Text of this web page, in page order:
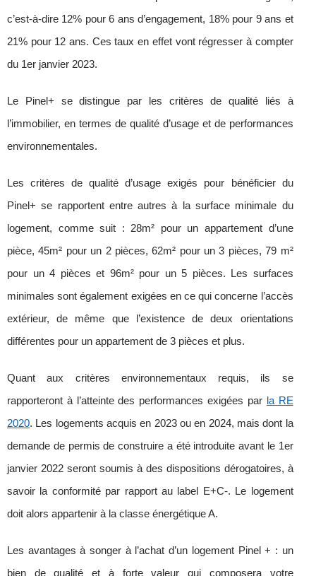
c’est-à-dire 12% pour 6 ans d’engagement, 18% pour 9 ans et
21% pour 12 ans. Ces taux en effet vont régresser à compter
du 1er janvier 2023.
Le Pinel+ se distingue par les critères de qualité liés à
l’immobilier, en termes de qualité d’usage et de performances
environnementales.
Les critères de qualité d’usage exigés pour bénéficier du
Pinel+ se rapportent entre autres à la surface minimale du
logement, comme suit : 28m² pour un appartement d’une
pièce, 45m² pour un 2 pièces, 62m² pour un 3 pièces, 79 m²
pour un 4 pièces et 96m² pour un 5 pièces. Les surfaces
minimales sont également exigées en ce qui concerne l’accès
extérieur, de même que l’existence de deux orientations
différentes pour un appartement de 3 pièces et plus.
Quant aux critères environnementaux requis, ils se
rapporteront à l’atteinte des performances exigées par la RE
2020. Les logements acquis en 2023 ou en 2024, mais dont la
demande de permis de construire a été introduite avant le 1er
janvier 2022 seront soumis à des dispositions dérogatoires, à
savoir la conformité par rapport au label E+C-. Le logement
doit alors appartenir à la classe énergétique A.
Les avantages à songer à l’achat d’un logement Pinel + : un
bien de qualité et à forte valeur qui composera votre